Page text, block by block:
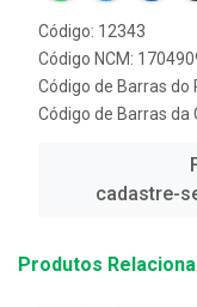
Código: 12343
Código NCM:
Código de Barras
Código de Barras da
cadastre-
Produtos